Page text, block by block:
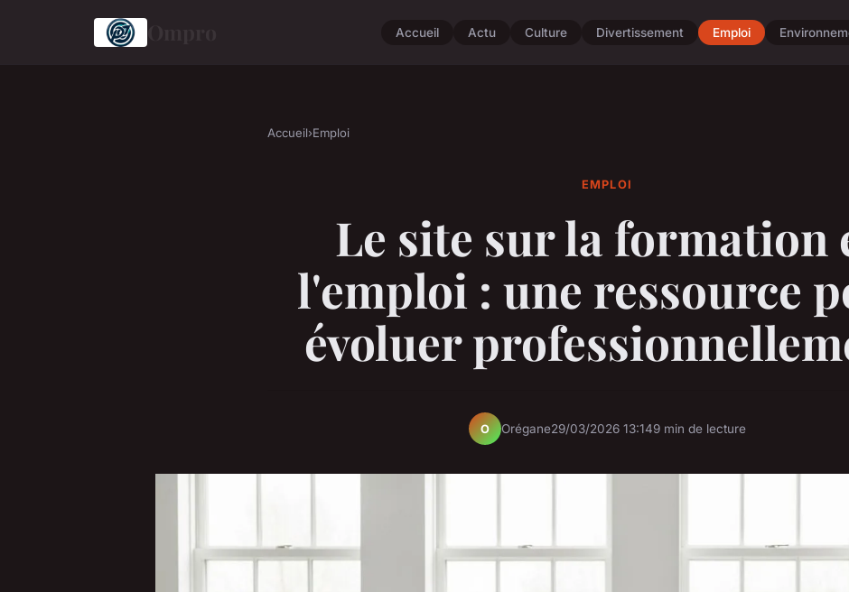
Accueil Actu Culture Divertissement Emploi
Accueil›Emploi
EMPLOI
Le site sur la formation
l'emploi : une ressource
évoluer
O Orégane29/03/2026 13:149 min de lecture